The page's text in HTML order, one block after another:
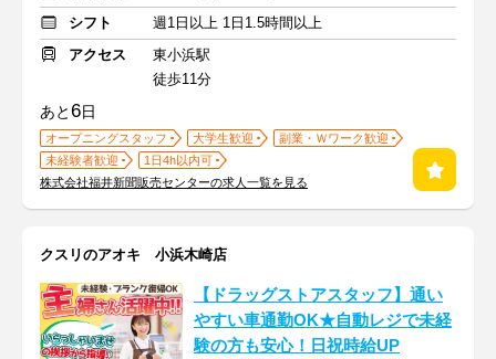
シフト
週1日以上 1日1.5時間以上
アクセス
東小浜駅
徒歩11分
あと6日
オープニングスタッフ 大学生歓迎
副業・Ｗワーク歓迎
未経験者歓迎
1日4h以内可
株式会社福井新聞販売センターの求人一覧を見る
クスリのアオキ 小浜木崎店
【ドラッグストアスタッフ】通い
やすい車通勤OK★自動レジで未経
験の方も安心！日祝時給UP